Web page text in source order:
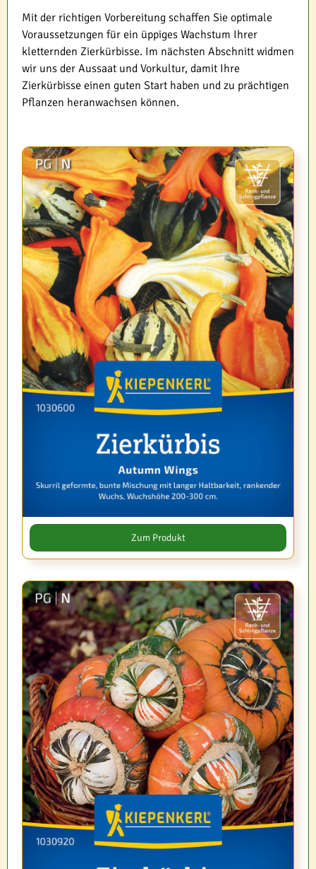
Mit der richtigen Vorbereitung schaffen Sie optimale
Voraussetzungen für ein üppiges Wachstum Ihrer
kletternden Zierkürbisse. Im nächsten Abschnitt widmen
wir uns der Aussaat und Vorkultur, damit Ihre
Zierkürbisse einen guten Start haben und zu prächtigen
Pflanzen heranwachsen können.
Zum Produkt